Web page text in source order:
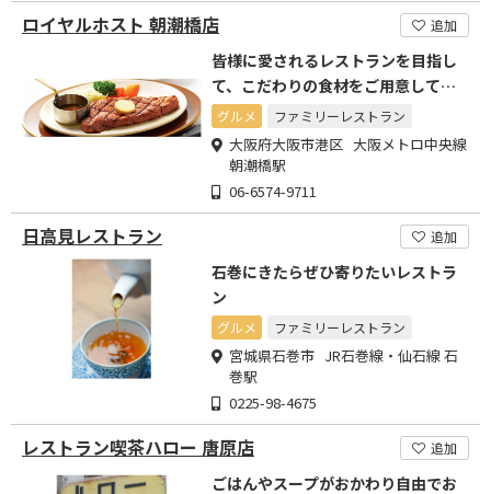
ロイヤルホスト 朝潮橋店 追加
皆様に愛されるレストランを目指し
て、こだわりの食材をご用意してお
待ちしております!!
グルメ ファミリーレストラン
大阪府大阪市港区 大阪メトロ中央線
朝潮橋駅
06-6574-9711
日高見レストラン 追加
石巻にきたらぜひ寄りたいレストラ
ン
グルメ ファミリーレストラン
宮城県石巻市 JR石巻線・仙石線 石
巻駅
0225-98-4675
レストラン喫茶ハロー 唐原店 追加
ごはんやスープがおかわり自由でお